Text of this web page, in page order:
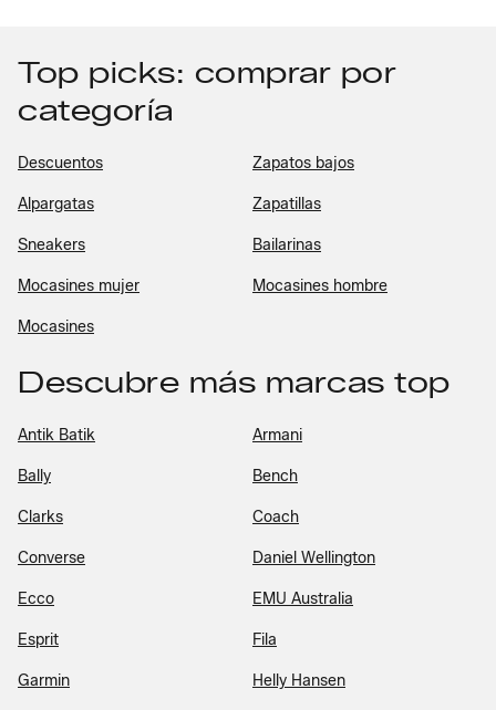
Top picks: comprar por
categoría
Descuentos Zapatos bajos
Alpargatas Zapatillas
Sneakers Bailarinas
Mocasines mujer Mocasines hombre
Mocasines
Descubre más marcas top
Antik Batik Armani
Bally Bench
Clarks Coach
Converse Daniel Wellington
Ecco EMU Australia
Esprit Fila
Garmin Helly Hansen